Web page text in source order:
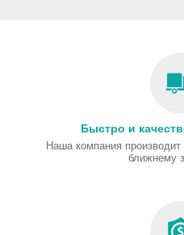
Быстро и
Наша компания
ближнему